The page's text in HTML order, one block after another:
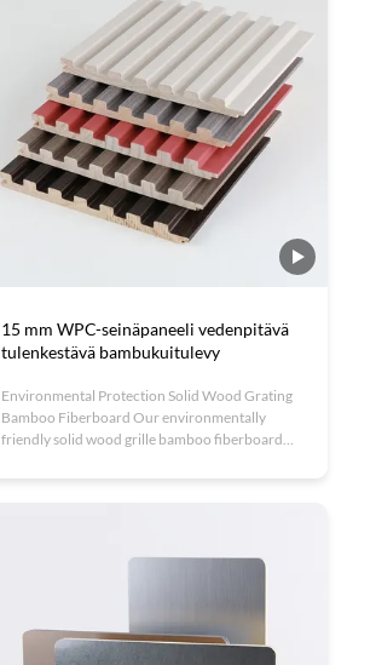
15 mm WPC-seinäpaneeli vedenpitävä
tulenkestävä bambukuitulevy
Environmental Protection Solid Wood Grating
Bamboo Fiberboard Our environmentally
friendly solid wood grille bamboo fiberboard